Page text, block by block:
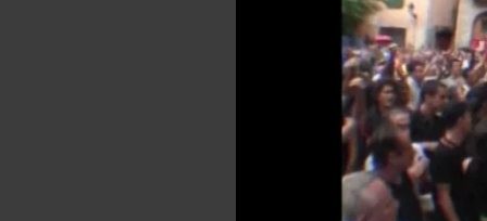
Zeba Produccions és una productora audiovisual que
sempre ha treballat en clau de país, amb la clara
de donar a conèixer la història, la cultura o la situació
de Catalunya i els Països Catalans. Són autors i/o
realitzadors dels documentals Terra Lliure, punt final;
Crida, història d’una resposta; El General Moragues,
oblidat; Sardana, dansa nacional de Catalunya?; Són
aquests catalans!?; o L’operació Garzón contra
l’independentisme català, entre altres.
També han realitzat el DVD Sempremés dels Brams,
diversos reportatges sobre la Guerra Civil a Olot,
Vall de Bianya i el programa per la xarxa de televisions